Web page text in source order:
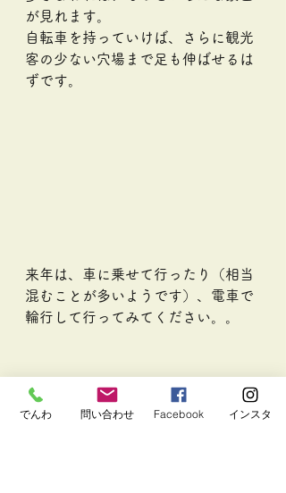
が見れます。
自転車を持っていけば、さらに観光
客の少ない穴場まで足も伸ばせるは
ずです。
来年は、車に乗せて行ったり（相当
混むことが多いようです）、電車で
輪行して行ってみてください。。
でんわ 問い合わせ Facebook インスタ